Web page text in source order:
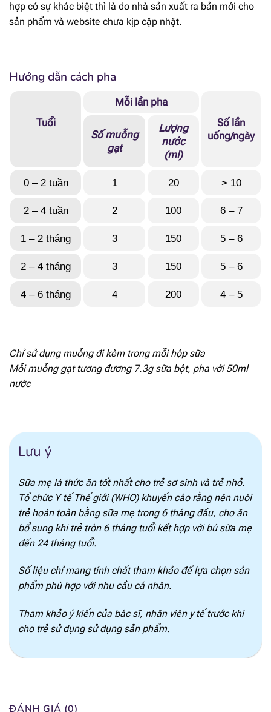
[popup_anything
id="1915"]
1.1 mcg
[popup_anything
[popup_anything
79 mcg
[popup_anything
id="1924"]
0.7 mg
[popup_anything
id="1926"]
61 mcg
[popup_anything
id="1927"]
13.9 mcg
[popup_anything
id="1967"]
22 mg
[popup_anything
id="1968"]
89 mg
[popup_anything
id="1969"]
58 mg
id="1935"]
61 mg
id="1938"]
[popup_anything
id="1939"]
hợp có sự khác biệt thì là do nhà sản xuất ra bản mới cho
sản phẩm và website chưa kịp cập nhật.
Hướng dẫn cách pha
Tuổi
Mỗi lần pha
Số lần
uống/ngày
Số muỗng
gạt
Lượng
nước
(ml)
0 – 2 tuần 1 20 > 10
2 – 4 tuần 2 100 6 – 7
1 – 2 tháng 3 150 5 – 6
2 – 4 tháng 3 150 5 – 6
4 – 6 tháng 4 200 4 – 5
Chỉ sử dụng muỗng đi kèm trong mỗi hộp sữa
Mỗi muỗng gạt tương đương 7.3g sữa bột, pha với 50ml
nước
Lưu ý
Sữa mẹ là thức ăn tốt nhất cho trẻ sơ sinh và trẻ nhỏ.
Tổ chức Y tế Thế giới (WHO) khuyến cáo rằng nên nuôi
trẻ hoàn toàn bằng sữa mẹ trong 6 tháng đầu, cho ăn
bổ sung khi trẻ tròn 6 tháng tuổi kết hợp với bú sữa mẹ
đến 24 tháng tuổi.
Số liệu chỉ mang tính chất tham khảo để lựa chọn sản
phẩm phù hợp với nhu cầu cá nhân.
Tham khảo ý kiến của bác sĩ, nhân viên y tế trước khi
cho trẻ sử dụng sử dụng sản phẩm.
ĐÁNH GIÁ (0)